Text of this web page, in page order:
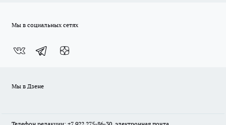
Мы в социальных сетях
Мы в Дзене